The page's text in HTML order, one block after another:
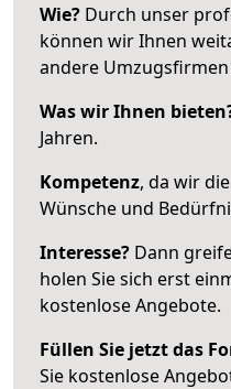
Wie? Durch unser
können wir Ihnen
andere
Was wir Ihnen
Jahren.
Kompetenz, da wir
Wünsche und
Interesse? Dann
holen Sie sich erst
kostenlose Angebote.
Füllen Sie jetzt das
Sie kostenlose